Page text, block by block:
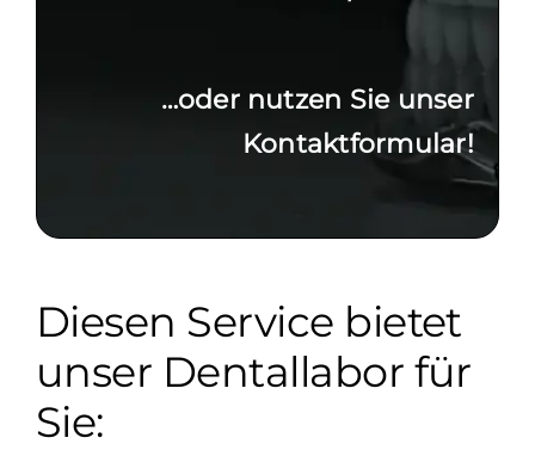
…oder nutzen Sie unser
Kontaktformular!
Diesen Service bietet
unser Dentallabor für
Sie: